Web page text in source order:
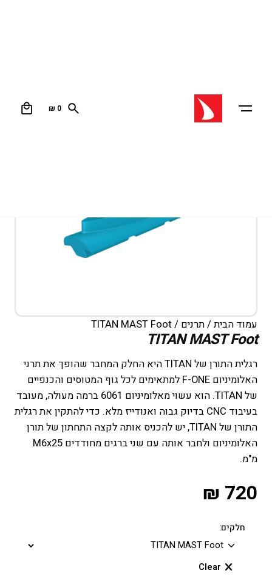
₪ 0
עמוד הבית/תרנים / TITAN MAST Foot
TITAN MAST Foot
רגלית התורן של TITAN היא החלק המחבר שהופך את תרני
האלומיניום F-ONE למתאימים לכל גוף המטוסים והכנפיים
של TITAN. הוא עשוי מאלומיניום 6061 ברמה מעולה, מעובד
בעיבוד CNC בדיוק גבוה ואנודייז מלא. כדי להתקין את רגלית
התורן של TITAN, יש להכניס אותה לקצה התחתון של תורן
האלומיניום ולחבר אותה עם שני ברגים מחודדים M6x25
מ"מ.
חלקים:
Clear
₪ 720